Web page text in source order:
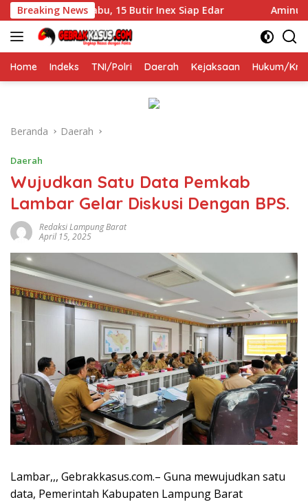
Langsung
ke
konten
Breaking News
47 Sabu, 15 Butir Inex Siap Edar Aminudin,
Home Indeks TNI/Polri Daerah Kejaksaan Hukum/
Beranda Daerah
Daerah
Wujudkan Satu Data Pemkab
Lambar Gelar Diskusi Dengan BPS.
Redaksi Lampung Barat
April 15, 2025
Lambar,,, Gebrakkasus.com.– Guna mewujudkan satu
data, Pemerintah Kabupaten Lampung Barat